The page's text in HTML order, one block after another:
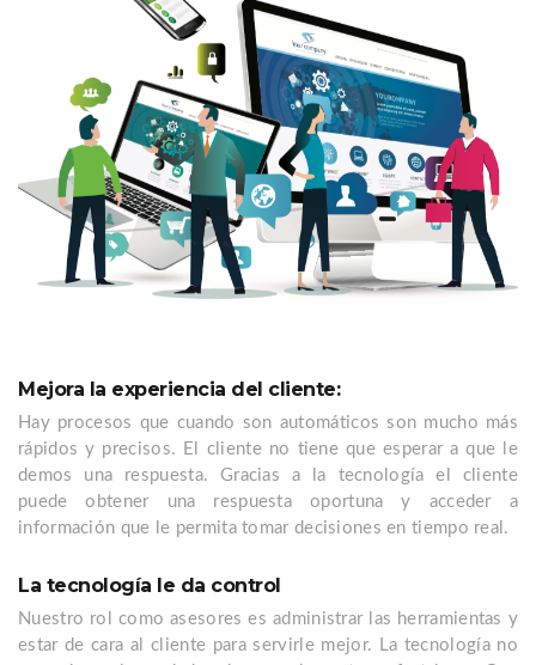
Mejora la experiencia del cliente:
Hay procesos que cuando son automáticos son mucho más
rápidos y precisos. El cliente no tiene que esperar a que le
demos una respuesta. Gracias a la tecnología el cliente
puede obtener una respuesta oportuna y acceder a
información que le permita tomar decisiones en tiempo real.
La tecnología le da control
Nuestro rol como asesores es administrar las herramientas y
estar de cara al cliente para servirle mejor. La tecnología no